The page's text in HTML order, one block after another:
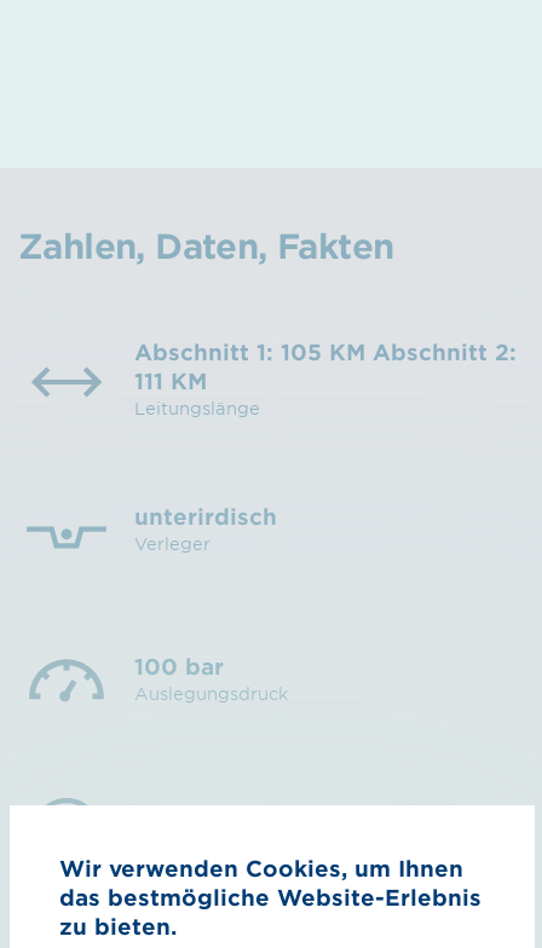
Zahlen, Daten, Fakten
Abschnitt 1: 105 KM Abschnitt 2:
111 KM
Leitungslänge
unterirdisch
Verleger
100 bar
Auslegungsdruck
Wir verwenden Cookies, um Ihnen
das bestmögliche Website-Erlebnis
zu bieten.